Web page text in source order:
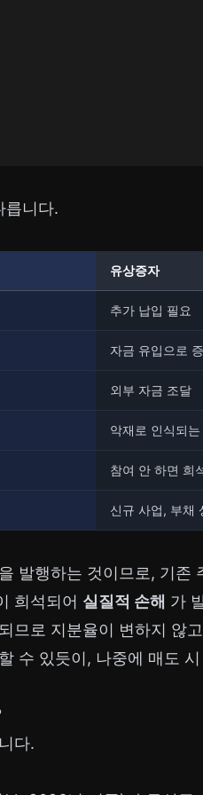
릅니다.
유상증자
추가 납입 필요
자금 유입으로
외부 자금 조달
악재로 인식되
참여 안 하면 희
신규 사업, 부채
발행하는 것이므로, 기존
희석되어 실질적 손해 가
므로 지분율이 변하지 않
수 있듯이, 나중에 매도
다.